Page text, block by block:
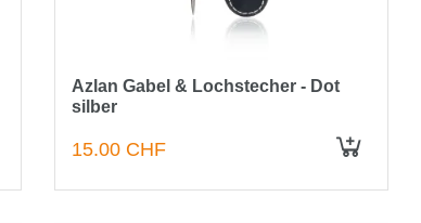
Azlan Gabel & Lochstecher - Dot
silber
15.00 CHF